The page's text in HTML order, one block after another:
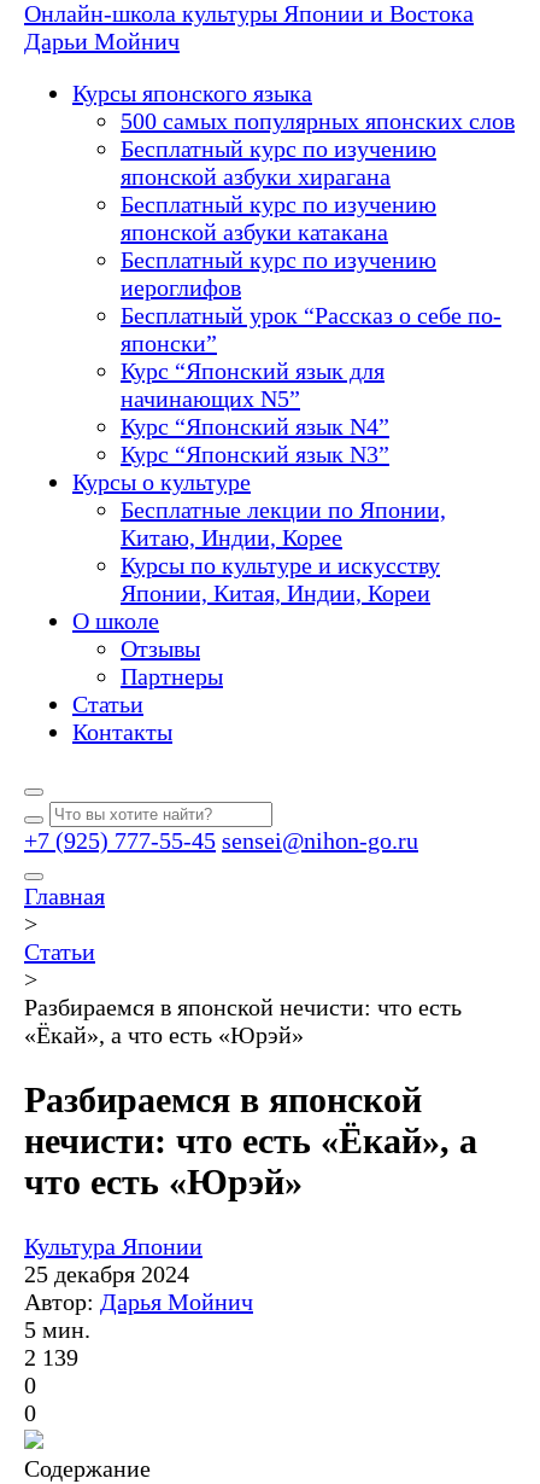
Онлайн-школа культуры Японии и Востока
Дарьи Мойнич
Курсы японского языка
500 самых популярных японских слов
Бесплатный курс по изучению
японской азбуки хирагана
Бесплатный курс по изучению
японской азбуки катакана
Бесплатный курс по изучению
иероглифов
Бесплатный урок “Рассказ о себе по-
японски”
Курс “Японский язык для
начинающих N5”
Курс “Японский язык N4”
Курс “Японский язык N3”
Курсы о культуре
Бесплатные лекции по Японии,
Китаю, Индии, Корее
Курсы по культуре и искусству
Японии, Китая, Индии, Кореи
О школе
Отзывы
Партнеры
Статьи
Контакты
+7 (925) 777-55-45 sensei@nihon-go.ru
Главная
>
Статьи
>
Разбираемся в японской нечисти: что есть
«Ёкай», а что есть «Юрэй»
Разбираемся в японской
нечисти: что есть «Ёкай», а
что есть «Юрэй»
Культура Японии
25 декабря 2024
Автор: Дарья Мойнич
5 мин.
2 139
0
0
Содержание